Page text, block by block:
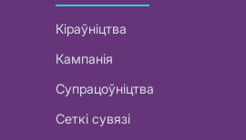
Кіраўніцтва
Кампанія
Супрацоўніцтва
Сеткі сувязі